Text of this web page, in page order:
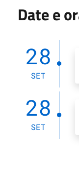
Date e
28
SET
28
SET